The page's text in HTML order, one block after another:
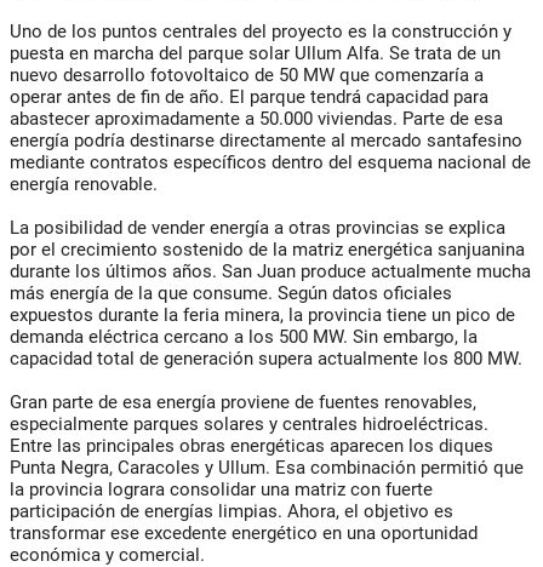
Uno de los puntos centrales del proyecto es la construcción y
puesta en marcha del parque solar Ullum Alfa. Se trata de un
nuevo desarrollo fotovoltaico de 50 MW que comenzaría a
operar antes de fin de año. El parque tendrá capacidad para
abastecer aproximadamente a 50.000 viviendas. Parte de esa
energía podría destinarse directamente al mercado santafesino
mediante contratos específicos dentro del esquema nacional de
energía renovable.
La posibilidad de vender energía a otras provincias se explica
por el crecimiento sostenido de la matriz energética sanjuanina
durante los últimos años. San Juan produce actualmente mucha
más energía de la que consume. Según datos oficiales
expuestos durante la feria minera, la provincia tiene un pico de
demanda eléctrica cercano a los 500 MW. Sin embargo, la
capacidad total de generación supera actualmente los 800 MW.
Gran parte de esa energía proviene de fuentes renovables,
especialmente parques solares y centrales hidroeléctricas.
Entre las principales obras energéticas aparecen los diques
Punta Negra, Caracoles y Ullum. Esa combinación permitió que
la provincia lograra consolidar una matriz con fuerte
participación de energías limpias. Ahora, el objetivo es
transformar ese excedente energético en una oportunidad
económica y comercial.